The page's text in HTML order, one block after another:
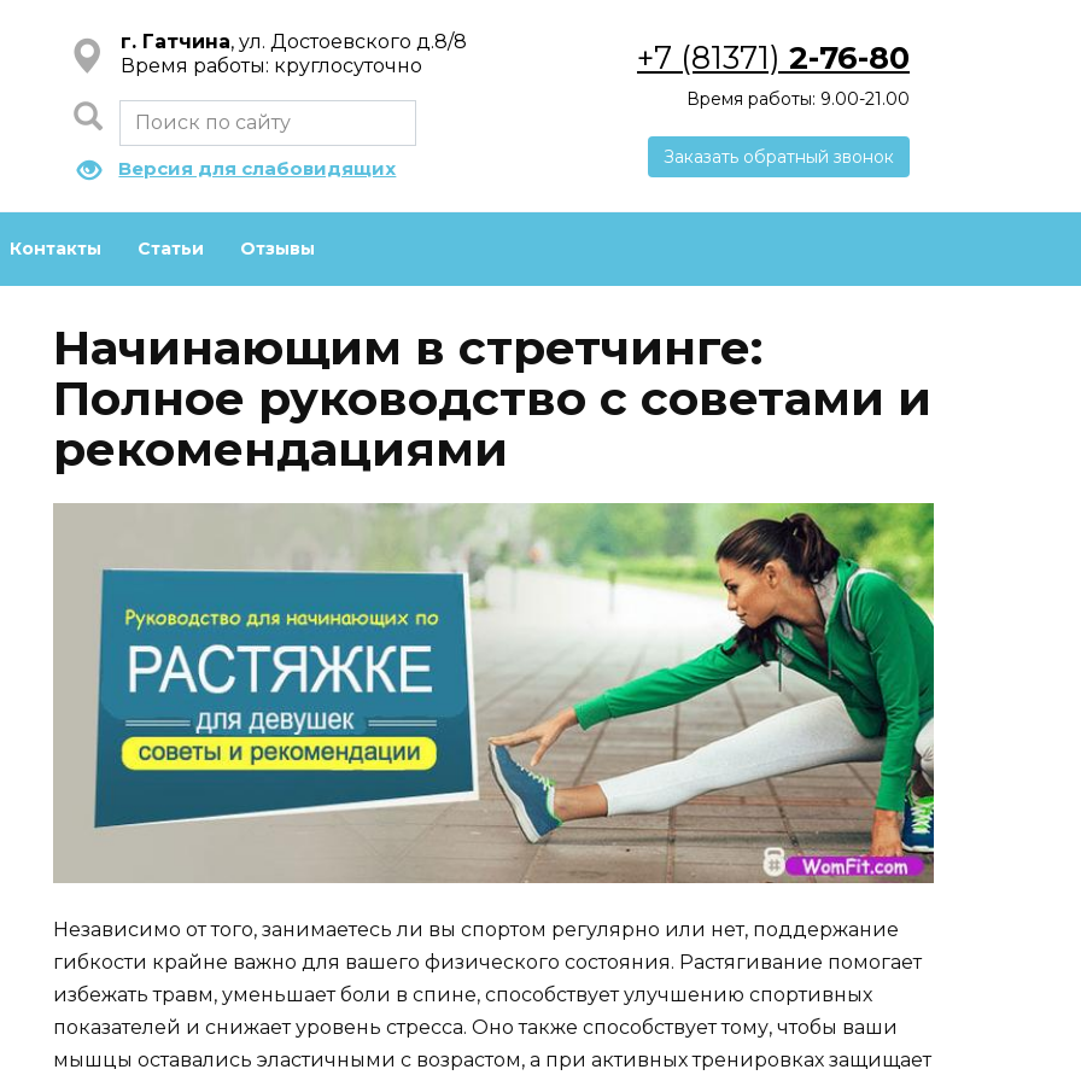
г. Гатчина, ул. Достоевского д.8/8
Время работы: круглосуточно
Версия для слабовидящих
+7 (81371) 2-76-80
Время работы: 9.00-21.00
Заказать обратный звонок
Контакты Статьи Отзывы
Начинающим в стретчинге:
Полное руководство с советами и
рекомендациями
Независимо от того, занимаетесь ли вы спортом регулярно или нет, поддержание
гибкости крайне важно для вашего физического состояния. Растягивание помогает
избежать травм, уменьшает боли в спине, способствует улучшению спортивных
показателей и снижает уровень стресса. Оно также способствует тому, чтобы ваши
мышцы оставались эластичными с возрастом, а при активных тренировках защищает